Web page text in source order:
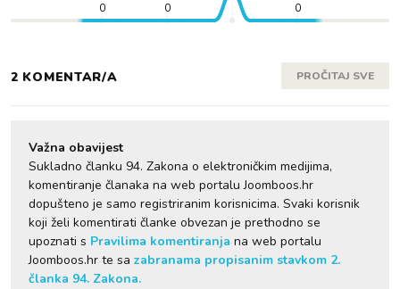
0 0 0
2 KOMENTAR/A PROČITAJ SVE
Važna obavijest
Sukladno članku 94. Zakona o elektroničkim medijima,
komentiranje članaka na web portalu Joomboos.hr
dopušteno je samo registriranim korisnicima. Svaki korisnik
koji želi komentirati članke obvezan je prethodno se
upoznati s Pravilima komentiranja na web portalu
Joomboos.hr te sa zabranama propisanim stavkom 2.
članka 94. Zakona.